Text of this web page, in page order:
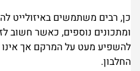
כן, רבים משתמשים באיזולייט
ומתכונים נוספים, כאשר חשוב
להשפיע מעט על המרקם אך
החלבון.